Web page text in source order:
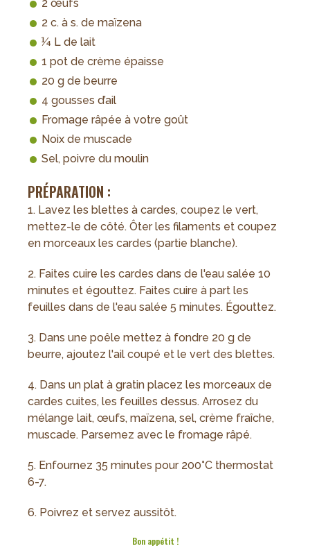
2 œufs
2 c. à s. de maïzena
¼ L de lait
1 pot de crème épaisse
20 g de beurre
4 gousses d’ail
Fromage râpée à votre goût
Noix de muscade
Sel, poivre du moulin
PRÉPARATION :
1. Lavez les blettes à cardes, coupez le vert,
mettez-le de côté. Ôter les filaments et coupez
en morceaux les cardes (partie blanche).
2. Faites cuire les cardes dans de l'eau salée 10
minutes et égouttez. Faites cuire à part les
feuilles dans de l'eau salée 5 minutes. Égouttez.
3. Dans une poêle mettez à fondre 20 g de
beurre, ajoutez l'ail coupé et le vert des blettes.
4. Dans un plat à gratin placez les morceaux de
cardes cuites, les feuilles dessus. Arrosez du
mélange lait, œufs, maïzena, sel, crème fraîche,
muscade. Parsemez avec le fromage râpé.
5. Enfournez 35 minutes pour 200°C thermostat
6-7.
6. Poivrez et servez aussitôt.
Bon appétit !